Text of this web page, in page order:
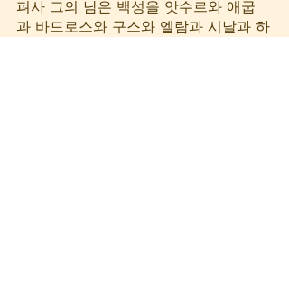
펴사 그의 남은 백성을 앗수르와 애굽
과 바드로스와 구스와 엘람과 시날과 하